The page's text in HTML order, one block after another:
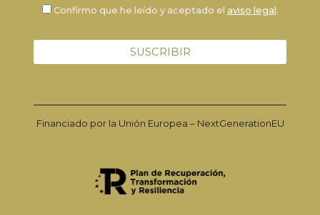
Confirmo que he leído y aceptado el aviso legal.
Financiado por la Unión Europea – NextGenerationEU